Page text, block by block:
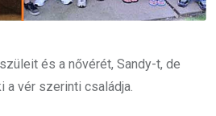
és a nővérét, Sandy-t, de
a vér szerinti családja.